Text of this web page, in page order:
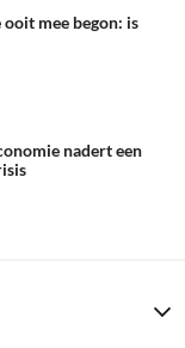
mee begon: is
nadert een